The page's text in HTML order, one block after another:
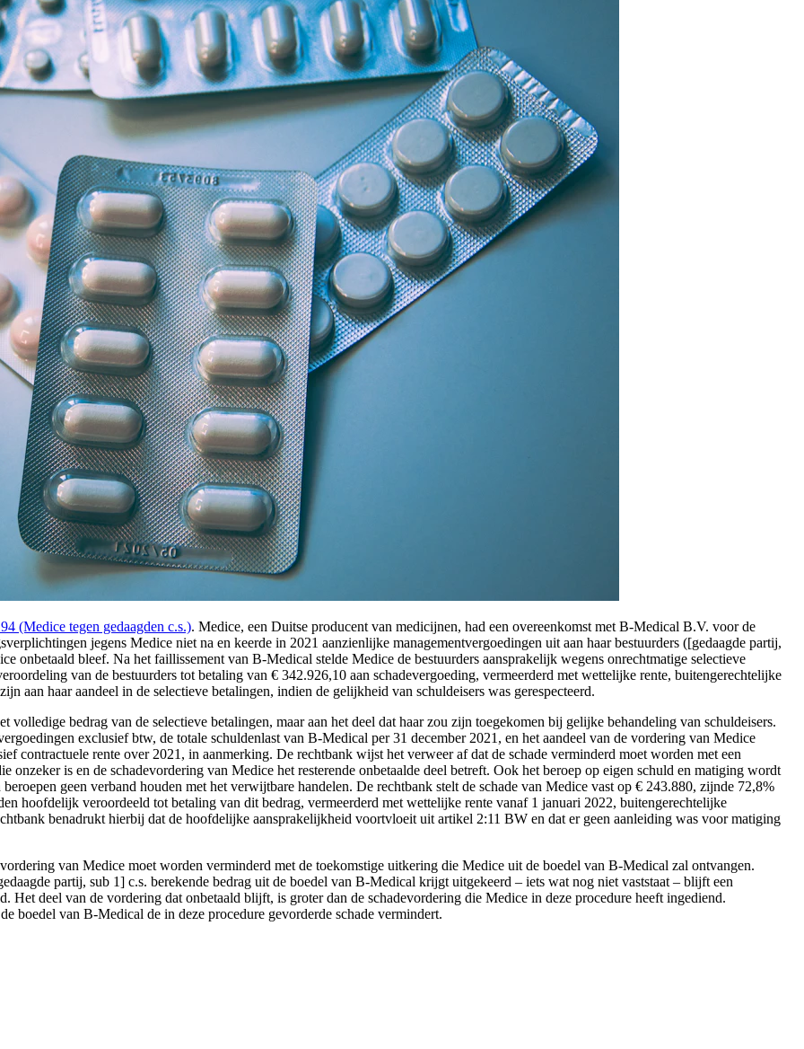
(Medice tegen gedaagden c.s.). Medice, een Duitse producent van medicijnen, had een overeenkomst met B-Medical B.V. voor de
jegens Medice niet na en keerde in 2021 aanzienlijke managementvergoedingen uit aan haar bestuurders ([gedaagde partij,
onbetaald bleef. Na het faillissement van B-Medical stelde Medice de bestuurders aansprakelijk wegens onrechtmatige selectieve
van de bestuurders tot betaling van € 342.926,10 aan schadevergoeding, vermeerderd met wettelijke rente, buitengerechtelijke
aan haar aandeel in de selectieve betalingen, indien de gelijkheid van schuldeisers was gerespecteerd.
bedrag van de selectieve betalingen, maar aan het deel dat haar zou zijn toegekomen bij gelijke behandeling van schuldeisers.
exclusief btw, de totale schuldenlast van B-Medical per 31 december 2021, en het aandeel van de vordering van Medice
contractuele rente over 2021, in aanmerking. De rechtbank wijst het verweer af dat de schade verminderd moet worden met een
is en de schadevordering van Medice het resterende onbetaalde deel betreft. Ook het beroep op eigen schuld en matiging wordt
geen verband houden met het verwijtbare handelen. De rechtbank stelt de schade van Medice vast op € 243.880, zijnde 72,8%
hoofdelijk veroordeeld tot betaling van dit bedrag, vermeerderd met wettelijke rente vanaf 1 januari 2022, buitengerechtelijke
benadrukt hierbij dat de hoofdelijke aansprakelijkheid voortvloeit uit artikel 2:11 BW en dat er geen aanleiding was voor matiging
van Medice moet worden verminderd met de toekomstige uitkering die Medice uit de boedel van B-Medical zal ontvangen.
partij, sub 1] c.s. berekende bedrag uit de boedel van B-Medical krijgt uitgekeerd – iets wat nog niet vaststaat – blijft een
Het deel van de vordering dat onbetaald blijft, is groter dan de schadevordering die Medice in deze procedure heeft ingediend.
boedel van B-Medical de in deze procedure gevorderde schade vermindert.